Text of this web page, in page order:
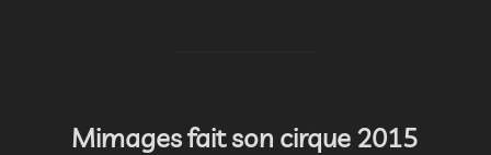
Mimages fait son cirque 2015